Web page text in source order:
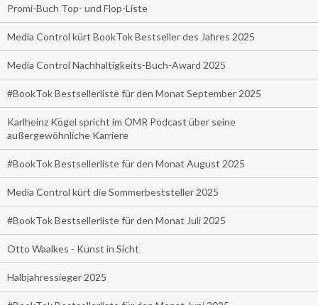
Promi-Buch Top- und Flop-Liste
Media Control kürt BookTok Bestseller des Jahres 2025
Media Control Nachhaltigkeits-Buch-Award 2025
#BookTok Bestsellerliste für den Monat September 2025
Karlheinz Kögel spricht im OMR Podcast über seine
außergewöhnliche Karriere
#BookTok Bestsellerliste für den Monat August 2025
Media Control kürt die Sommerbeststeller 2025
#BookTok Bestsellerliste für den Monat Juli 2025
Otto Waalkes - Kunst in Sicht
Halbjahressieger 2025